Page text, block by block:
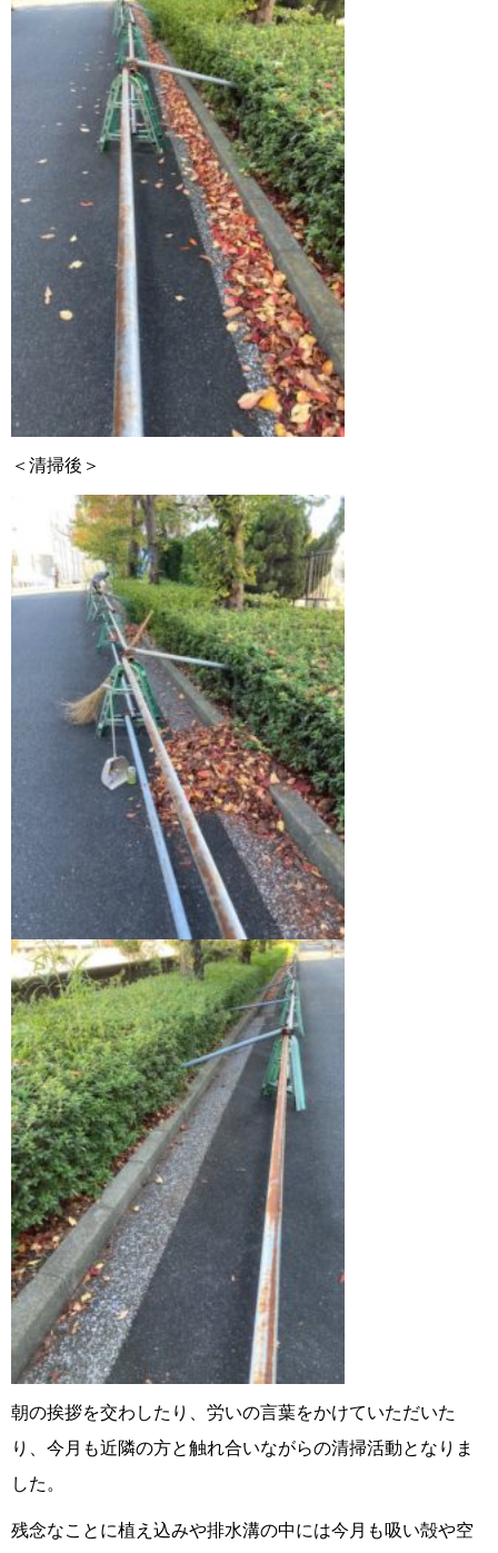
＜清掃後＞
朝の挨拶を交わしたり、労いの言葉をかけていただいた
り、今月も近隣の方と触れ合いながらの清掃活動となりま
した。
残念なことに植え込みや排水溝の中には今月も吸い殻や空